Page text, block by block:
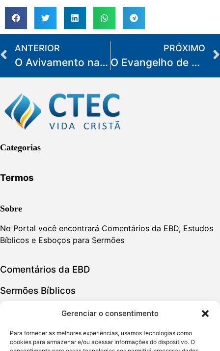
Gerenciar o consentimento
Para fornecer as melhores experiências, usamos tecnologias como
cookies para armazenar e/ou acessar informações do dispositivo. O
ANTERIOR
O Avivamento na vida pessoal
PRÓXIMO
O Evangelho de Mateus
Categorias
Termos
Sobre
No Portal você encontrará Comentários da EBD, Estudos
Bíblicos e Esboços para Sermões
Comentários da EBD
Sermões Bíblicos
Estudos Bíblicos
Política de Privacidade